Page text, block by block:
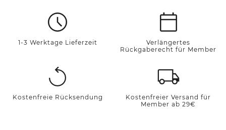
1-3 Werktage Lieferzeit
Verlängertes
Rückgaberecht für Member
Kostenfreie Rücksendung
Kostenfreier Versand für
Member ab 29€